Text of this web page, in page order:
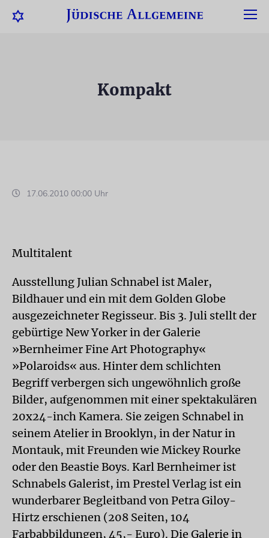
Kompakt
17.06.2010 00:00 Uhr
Multitalent
Ausstellung Julian Schnabel ist Maler,
Bildhauer und ein mit dem Golden Globe
ausgezeichneter Regisseur. Bis 3. Juli stellt der
gebürtige New Yorker in der Galerie
»Bernheimer Fine Art Photography«
»Polaroids« aus. Hinter dem schlichten
Begriff verbergen sich ungewöhnlich große
Bilder, aufgenommen mit einer spektakulären
20x24-inch Kamera. Sie zeigen Schnabel in
seinem Atelier in Brooklyn, in der Natur in
Montauk, mit Freunden wie Mickey Rourke
oder den Beastie Boys. Karl Bernheimer ist
Schnabels Galerist, im Prestel Verlag ist ein
wunderbarer Begleitband von Petra Giloy-
Hirtz erschienen (208 Seiten, 104
Farbabbildungen, 45,- Euro). Die Galerie in